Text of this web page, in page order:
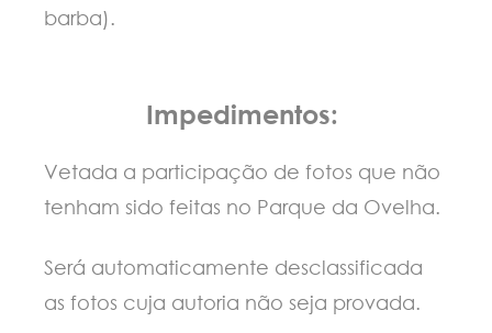
barba).
Impedimentos:
Vetada a participação de fotos que não
tenham sido feitas no Parque da Ovelha.
Será automaticamente desclassificada
as fotos cuja autoria não seja provada.